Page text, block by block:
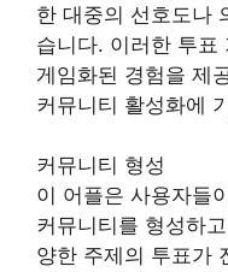
한 대중의 선호도나
습니다. 이러한 투표
게임화된 경험을 제
커뮤니티 활성화에
커뮤니티 형성
이 어플은 사용자들
커뮤니티를 형성하
양한 주제의 투표가